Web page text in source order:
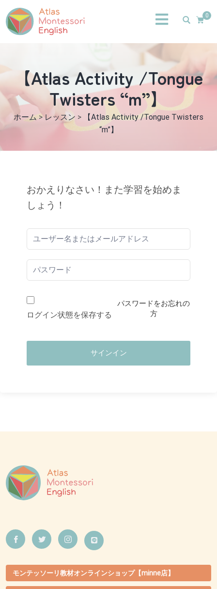
0
【Atlas Activity /Tongue
Twisters “m”】
ホーム >レッスン >
【Atlas Activity /Tongue Twisters
“m”】
おかえりなさい！また学習を始めま
しょう！
ログイン状態を保存する
パスワードをお忘れの
方
サインイン
モンテッソーリ教材オンラインショップ【minne店】